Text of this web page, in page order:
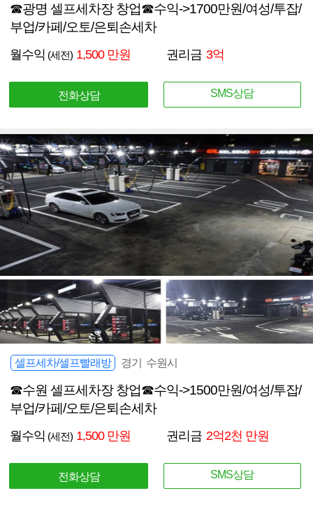
☎광명 셀프세차장 창업☎수익->1700만원/여성/투잡/
부업/카페/오토/은퇴손세차
월수익 (세전) 1,500 만원 권리금 3억
전화상담 SMS상담
셀프세차/셀프빨래방 경기 수원시
☎수원 셀프세차장 창업☎수익->1500만원/여성/투잡/
부업/카페/오토/은퇴손세차
월수익 (세전) 1,500 만원 권리금 2억2천 만원
전화상담 SMS상담